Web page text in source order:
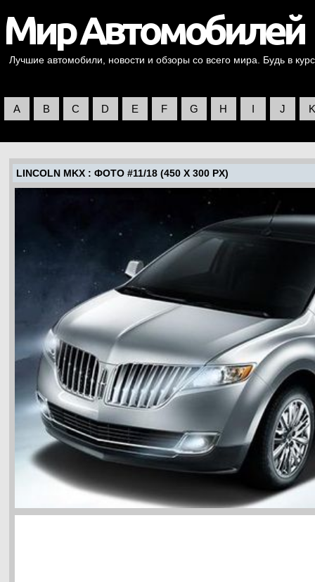
Лучшие автомобили, новости и обзоры со всего мира. Будь в
A B C D E F G H I J K
LINCOLN MKX : ФОТО #11/18 (450 X 300 PX)